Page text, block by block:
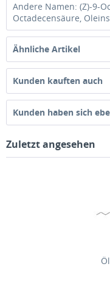
Andere Namen: (Z)-9-
Octadecensäure,
Ähnliche Artikel
Kunden kauften auch
Kunden haben sich
Zuletzt angesehen